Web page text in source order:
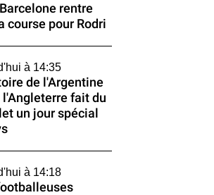
rentre
course pour Rodri
à 14:35
de l'Argentine
l'Angleterre fait du
un jour spécial
à 14:18